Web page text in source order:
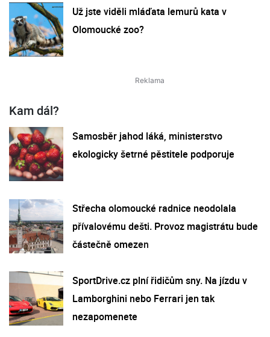
Už jste viděli mláďata lemurů kata v
Olomoucké zoo?
Kam dál?
Samosběr jahod láká, ministerstvo
ekologicky šetrné pěstitele podporuje
Střecha olomoucké radnice neodolala
přívalovému dešti. Provoz magistrátu bude
částečně omezen
SportDrive.cz plní řidičům sny. Na jízdu v
Lamborghini nebo Ferrari jen tak
nezapomenete